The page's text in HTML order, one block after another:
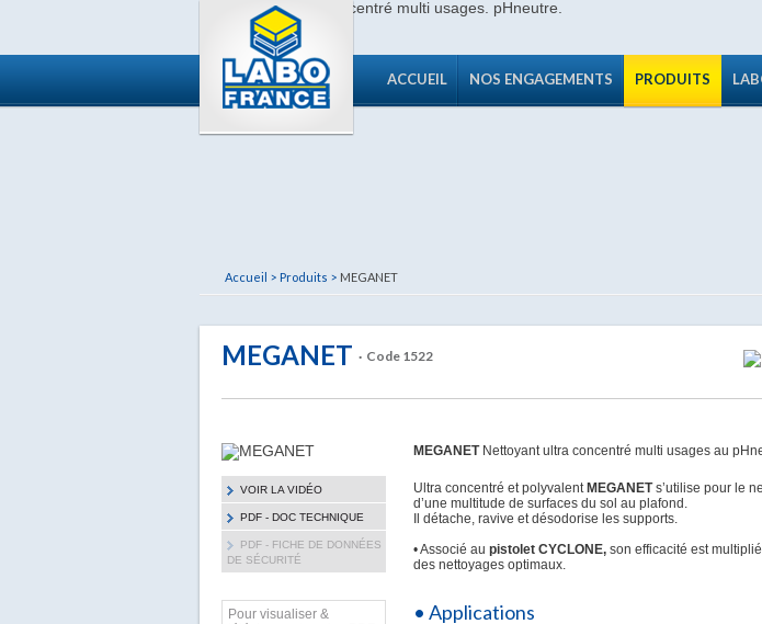
ACCUEIL NOS ENGAGEMENTS PRODUITS
Accueil > Produits > MEGANET
MEGANET · Code 1522
VOIR LA VIDÉO
PDF - DOC TECHNIQUE
PDF - FICHE DE DONNÉES
DE SÉCURITÉ
Pour visualiser &
MEGANETNettoyant ultra concentré multi usages au
Ultra concentré et polyvalent MEGANETs’utilise pour le
d’une multitude de surfaces du sol au plafond.
Il détache, ravive et désodorise les supports.
• Associé au pistolet CYCLONE, son efficacité est
des nettoyages optimaux.
• Applications